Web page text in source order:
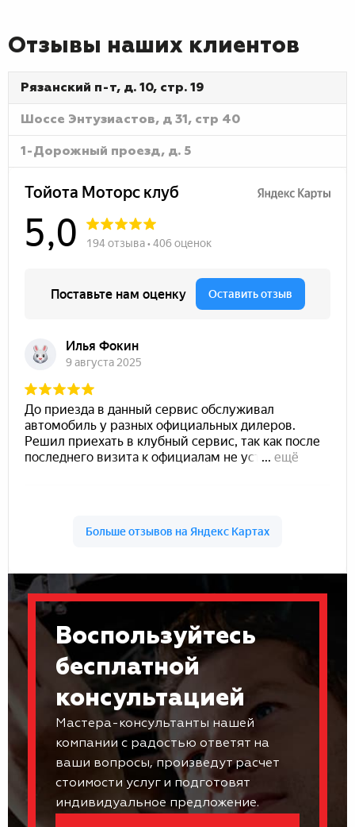
Отзывы наших клиентов
Рязанский п-т, д. 10, стр. 19
Шоссе Энтузиастов, д 31, стр 40
1-Дорожный проезд, д. 5
Воспользуйтесь
бесплатной
консультацией
Мастера-консультанты нашей
компании с радостью ответят на
ваши вопросы, произведут расчет
стоимости услуг и подготовят
индивидуальное предложение.